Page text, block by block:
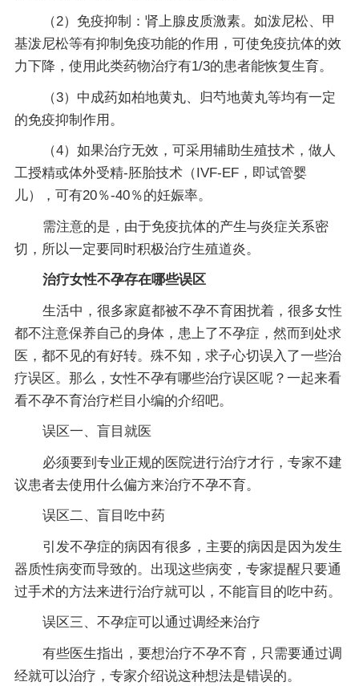
（2）免疫抑制：肾上腺皮质激素。如泼尼松、甲
基泼尼松等有抑制免疫功能的作用，可使免疫抗体的效
力下降，使用此类药物治疗有1/3的患者能恢复生育。
（3）中成药如柏地黄丸、归芍地黄丸等均有一定
的免疫抑制作用。
（4）如果治疗无效，可采用辅助生殖技术，做人
工授精或体外受精-胚胎技术（IVF-EF，即试管婴
儿），可有20％-40％的妊娠率。
需注意的是，由于免疫抗体的产生与炎症关系密
切，所以一定要同时积极治疗生殖道炎。
治疗女性不孕存在哪些误区
生活中，很多家庭都被不孕不育困扰着，很多女性
都不注意保养自己的身体，患上了不孕症，然而到处求
医，都不见的有好转。殊不知，求子心切误入了一些治
疗误区。那么，女性不孕有哪些治疗误区呢？一起来看
看不孕不育治疗栏目小编的介绍吧。
误区一、盲目就医
必须要到专业正规的医院进行治疗才行，专家不建
议患者去使用什么偏方来治疗不孕不育。
误区二、盲目吃中药
引发不孕症的病因有很多，主要的病因是因为发生
器质性病变而导致的。出现这些病变，专家提醒只要通
过手术的方法来进行治疗就可以，不能盲目的吃中药。
误区三、不孕症可以通过调经来治疗
有些医生指出，要想治疗不孕不育，只需要通过调
经就可以治疗，专家介绍说这种想法是错误的。